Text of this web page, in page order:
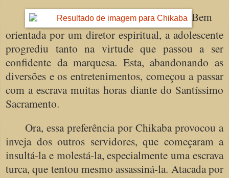
Bem
orientada por um diretor espiritual, a adolescente
progrediu tanto na virtude que passou a ser
confidente da marquesa. Esta, abandonando as
diversões e os entretenimentos, começou a passar
com a escrava muitas horas diante do Santíssimo
Sacramento.
Ora, essa preferência por Chikaba provocou a
inveja dos outros servidores, que começaram a
insultá-la e molestá-la, especialmente uma escrava
turca, que tentou mesmo assassiná-la. Atacada por